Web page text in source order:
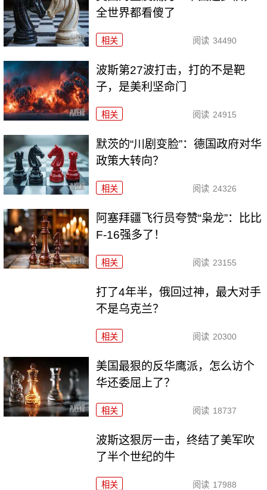
全世界都看傻了
相关 阅读 34490
波斯第27波打击，打的不是靶
子，是美利坚命门
相关 阅读 24915
默茨的“川剧变脸”：德国政府对华
政策大转向？
相关 阅读 24326
阿塞拜疆飞行员夸赞“枭龙”：比比
F-16强多了！
相关 阅读 23155
打了4年半，俄回过神，最大对手
不是乌克兰？
相关 阅读 20300
美国最狠的反华鹰派，怎么访个
华还委屈上了？
相关 阅读 18737
波斯这狠厉一击，终结了美军吹
了半个世纪的牛
相关 阅读 17988